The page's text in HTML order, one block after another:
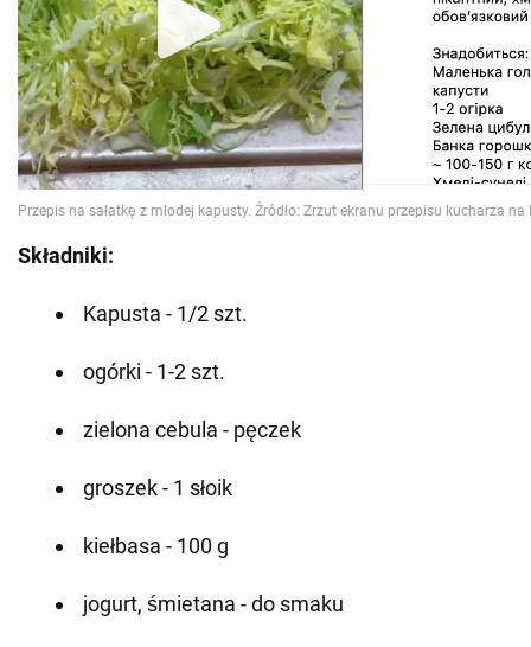
Składniki:
Kapusta - 1/2 szt.
ogórki - 1-2 szt.
zielona cebula - pęczek
groszek - 1 słoik
kiełbasa - 100 g
jogurt, śmietana - do smaku